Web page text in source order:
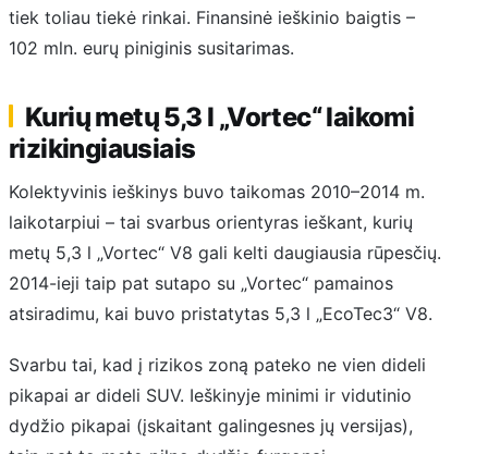
tiek toliau tiekė rinkai. Finansinė ieškinio baigtis –
102 mln. eurų piniginis susitarimas.
Kurių metų 5,3 l „Vortec“ laikomi
rizikingiausiais
Kolektyvinis ieškinys buvo taikomas 2010–2014 m.
laikotarpiui – tai svarbus orientyras ieškant, kurių
metų 5,3 l „Vortec“ V8 gali kelti daugiausia rūpesčių.
2014-ieji taip pat sutapo su „Vortec“ pamainos
atsiradimu, kai buvo pristatytas 5,3 l „EcoTec3“ V8.
Svarbu tai, kad į rizikos zoną pateko ne vien dideli
pikapai ar dideli SUV. Ieškinyje minimi ir vidutinio
dydžio pikapai (įskaitant galingesnes jų versijas),